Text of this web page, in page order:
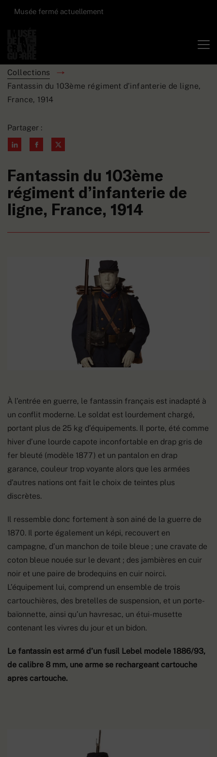
Musée fermé actuellement
Collections
Fantassin du 103ème régiment d’infanterie de ligne,
France, 1914
Partager :
Fantassin du 103ème
régiment d’infanterie de
ligne, France, 1914
À l’entrée en guerre, le fantassin français est inadapté à
un conflit moderne. Le soldat est lourdement chargé,
portant plus de 25 kg d’équipements. Il porte, été comme
hiver d’une lourde capote inconfortable en drap gris de
fer bleuté (modèle 1877) et un pantalon en drap
garance, couleur trop voyante alors que les armées
d’autres nations ont fait le choix de teintes plus
discrètes.
Il ressemble donc fortement à son ainé de la guerre de
1870. Il porte également un képi, recouvert en
campagne, d’un manchon de toile bleue ; une cravate de
coton bleue nouée sur le devant ; des jambières en cuir
noir et une paire de brodequins en cuir noirci.
L’équipement lui, comprend un ensemble de trois
cartouchières, des bretelles de suspension, et un porte-
baïonnette, ainsi qu’un havresac, un étui-musette
contenant les vivres du jour et un bidon.
Le fantassin est armé d’un fusil Lebel modèle 1886/93,
de calibre 8 mm, une arme se rechargeant cartouche
après cartouche.